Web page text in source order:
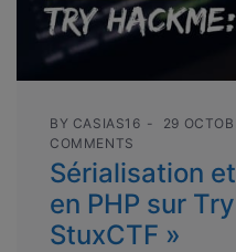
BY CASIAS16 29
COMMENTS
Sérialisation
en PHP sur
StuxCTF »